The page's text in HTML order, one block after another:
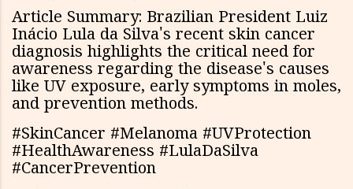
Article Summary: Brazilian President Luiz
Inácio Lula da Silva's recent skin cancer
diagnosis highlights the critical need for
awareness regarding the disease's causes
like UV exposure, early symptoms in moles,
and prevention methods.
#SkinCancer #Melanoma #UVProtection
#HealthAwareness #LulaDaSilva
#CancerPrevention